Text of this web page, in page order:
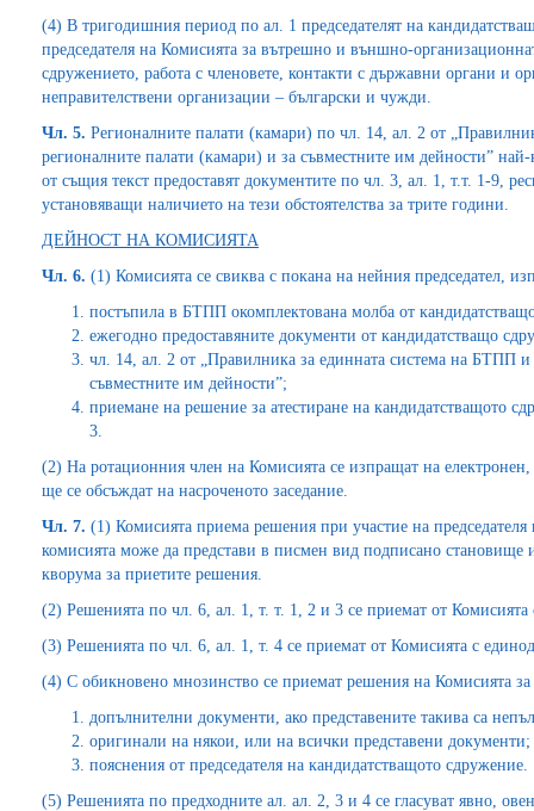
(4) В тригодишния период по ал. 1 председателят на
председателя на Комисията за вътрешно и външно-
сдружението, работа с членовете, контакти с държавни органи и
неправителствени организации – български и чужди.
Чл. 5. Регионалните палати (камари) по чл. 14, ал. 2 от
регионалните палати (камари) и за съвместните им дейности”
от същия текст предоставят документите по чл. 3, ал. 1, т.т. 1-9,
установяващи наличието на тези обстоятелства за трите години.
ДЕЙНОСТ НА КОМИСИЯТА
Чл. 6. (1) Комисията се свиква с покана на нейния председател,
постъпила в БТПП окомплектована молба от
ежегодно предоставяните документи от кандидатстващо
чл. 14, ал. 2 от „Правилника за единната система на БТПП
съвместните им дейности”;
приемане на решение за атестиране на кандидатстващото
3.
(2) На ротационния член на Комисията се изпращат на
ще се обсъждат на насроченото заседание.
Чл. 7. (1) Комисията приема решения при участие на
комисията може да представи в писмен вид подписано становище
кворума за приетите решения.
(2) Решенията по чл. 6, ал. 1, т. т. 1, 2 и 3 се приемат от
(3) Решенията по чл. 6, ал. 1, т. 4 се приемат от Комисията с
(4) С обикновено мнозинство се приемат решения на Комисията за
допълнителни документи, ако представените такива са
оригинали на някои, или на всички представени документи;
пояснения от председателя на кандидатстващото сдружение.
(5) Решенията по предходните ал. ал. 2, 3 и 4 се гласуват явно,